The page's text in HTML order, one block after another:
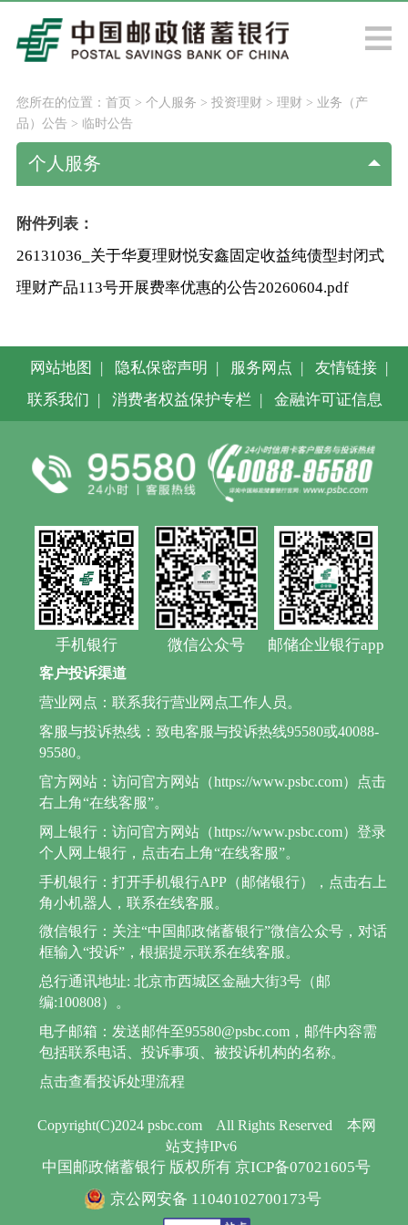
您所在的位置： 首页> 个人服务 > 投资理财 > 理财 > 业务（产
品）公告 > 临时公告
个人服务
附件列表：
26131036_关于华夏理财悦安鑫固定收益纯债型封闭式
理财产品113号开展费率优惠的公告20260604.pdf
网站地图 隐私保密声明 服务网点 友情链接
联系我们
消费者权益保护专栏 金融许可证信息
手机银行 微信公众号 邮储企业银行app
Copyright(C)2024 psbc.com All Rights Reserved
本网
站支持IPv6
中国邮政储蓄银行 版权所有 京ICP备07021605号
京公网安备 11040102700173号
客户投诉渠道
营业网点：联系我行营业网点工作人员。
客服与投诉热线：致电客服与投诉热线95580或40088-
95580。
官方网站：访问官方网站（https://www.psbc.com）点击
右上角“在线客服”。
网上银行：访问官方网站（https://www.psbc.com）登录
个人网上银行，点击右上角“在线客服”。
手机银行：打开手机银行APP（邮储银行），点击右上
角小机器人，联系在线客服。
微信银行：关注“中国邮政储蓄银行”微信公众号，对话
框输入“投诉”，根据提示联系在线客服。
总行通讯地址: 北京市西城区金融大街3号（邮
编:100808）。
电子邮箱：发送邮件至95580@psbc.com，邮件内容需
包括联系电话、投诉事项、被投诉机构的名称。
点击查看投诉处理流程